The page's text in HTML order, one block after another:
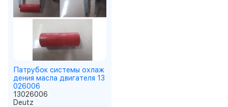
Патрубок системы охлаж
дения масла двигателя 13
026006
13026006
Deutz